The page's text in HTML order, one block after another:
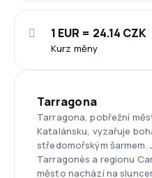
Kurz měny
1 EUR = 24.14 CZK
Tarragona
Tarragona, pobřežní
Katalánsku, vyzařuje
středomořským
Tarragonès a regionu
město nachází na